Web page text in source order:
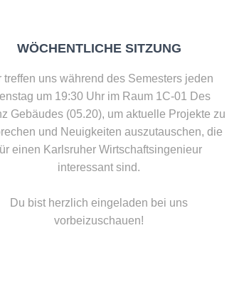
WÖCHENT­LICHE SITZUNG
treffen uns während des Semesters jeden
um 19:30 Uhr im Raum 1C-01 Des
Gebäudes (05.20), um aktuelle Projekte zu
und Neuigkeiten auszutauschen, die
einen Karlsruher Wirtschafts­ingenieur
interessant sind.
Du bist herzlich eingeladen bei uns
vorbeizuschauen!